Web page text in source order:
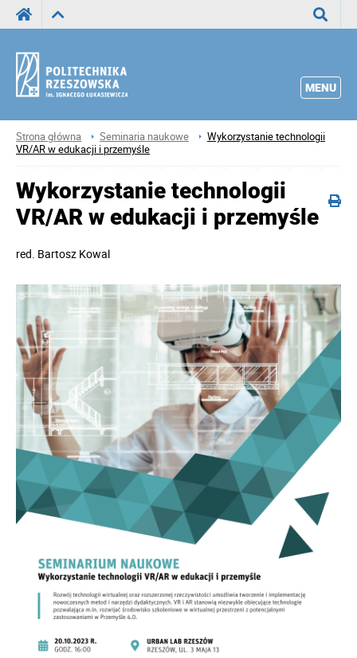
MENU
Strona główna Seminaria naukowe
Wykorzystanie technologii
VR/AR w edukacji i przemyśle
Wykorzystanie technologii
VR/AR w edukacji i przemyśle
red. Bartosz Kowal